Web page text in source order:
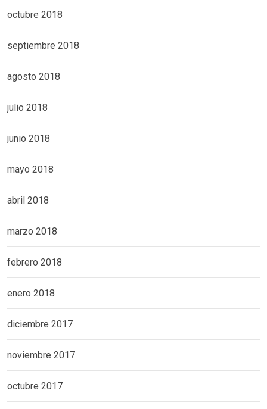
octubre 2018
septiembre 2018
agosto 2018
julio 2018
junio 2018
mayo 2018
abril 2018
marzo 2018
febrero 2018
enero 2018
diciembre 2017
noviembre 2017
octubre 2017